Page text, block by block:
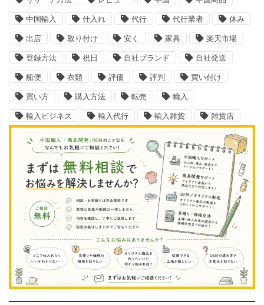
中国輸入 仕入れ 代行 代行業者 休み
出店 取り付け 安く 家具 楽天市場
登録方法 祝日 自社ブランド 自社発送
船便 衣類 評価 評判 買い付け
買い方 購入方法 転売 輸入
輸入ビジネス 輸入代行 輸入雑貨 雑貨店